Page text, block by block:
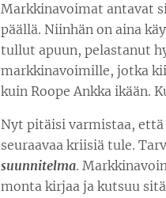
Markkinavoimat antavat
päällä. Niinhän on aina
tullut apuun, pelastanut
markkinavoimille, jotka
kuin Roope Ankka ikään.
Nyt pitäisi varmistaa,
seuraavaa kriisiä tule.
suunnitelma.
monta kirjaa ja kutsuu sitä